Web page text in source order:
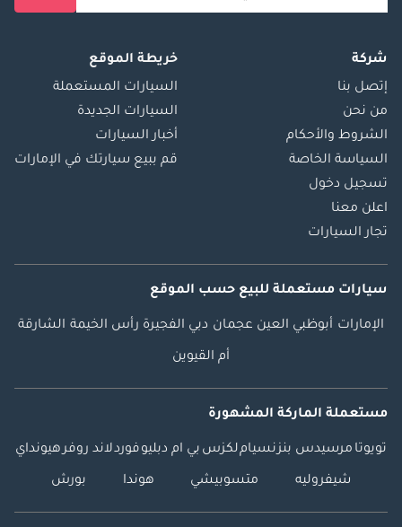
شركة
إتصل بنا
من نحن
الشروط والأحكام
السياسة الخاصة
تسجيل دخول
اعلن معنا
تجار السيارات
خريطة الموقع
السيارات المستعملة
السيارات الجديدة
أخبار السيارات
قم ببيع سيارتك في الإمارات
سيارات مستعملة للبيع حسب الموقع
الإمارات أبوظبي العين عجمان دبي الفجيرة رأس الخيمة الشارقة
أم القيوين
مستعملة الماركة المشهورة
تويوتا مرسيدس بنزنسياملكزس بي ام دبليوفوردلاند روفرهيونداي
شيفروليه متسوبيشي هوندا بورش